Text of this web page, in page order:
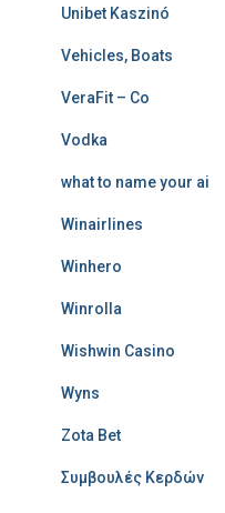
Unibet Kaszinó
Vehicles, Boats
VeraFit – Co
Vodka
what to name your ai
Winairlines
Winhero
Winrolla
Wishwin Casino
Wyns
Zota Bet
Συμβουλές Κερδών